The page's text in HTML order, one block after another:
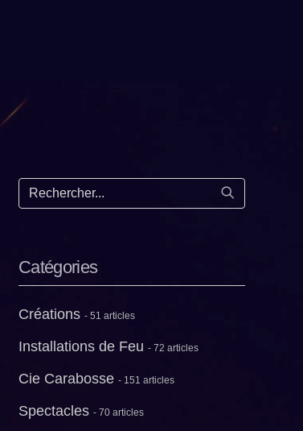
Catégories
Créations - 51 articles
Installations de Feu - 72 articles
Cie Carabosse - 151 articles
Spectacles - 70 articles